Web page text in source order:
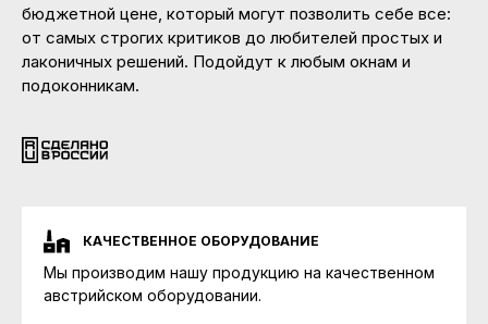
бюджетной цене, который могут позволить себе все:
от самых строгих критиков до любителей простых и
лаконичных решений. Подойдут к любым окнам и
подоконникам.
КАЧЕСТВЕННОЕ ОБОРУДОВАНИЕ
Мы производим нашу продукцию на качественном
австрийском оборудовании.